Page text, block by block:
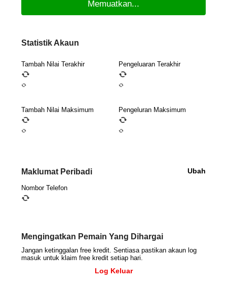
Statistik Akaun
Tambah Nilai Terakhir
autorenew
autorenew
Pengeluaran Terakhir
autorenew
autorenew
Tambah Nilai Maksimum
autorenew
autorenew
Pengeluran Maksimum
autorenew
autorenew
Maklumat Peribadi Ubah
Nombor Telefon
autorenew
Mengingatkan Pemain Yang Dihargai
Jangan ketinggalan free kredit. Sentiasa pastikan akaun log
masuk untuk klaim free kredit setiap hari.
Log Keluar